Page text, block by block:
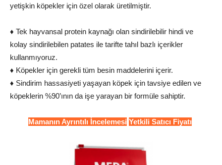
yetişkin köpekler için özel olarak üretilmiştir.
♦ Tek hayvansal protein kaynağı olan sindirilebilir hindi ve
kolay sindirilebilen patates ile tarifte tahıl bazlı içerikler
kullanmıyoruz.
♦ Köpekler için gerekli tüm besin maddelerini içerir.
♦ Sindirim hassasiyeti yaşayan köpek için tavsiye edilen ve
köpeklerin %90’ının da işe yarayan bir formüle sahiptir.
Mamanın Ayrıntılı İncelemesi Yetkili Satıcı Fiyatı